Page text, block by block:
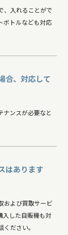
、入れることがで
ボトルなども対応
合、対応して
ナンスが必要なと
はあります
および買取サービ
入した自販機も対
ださい。